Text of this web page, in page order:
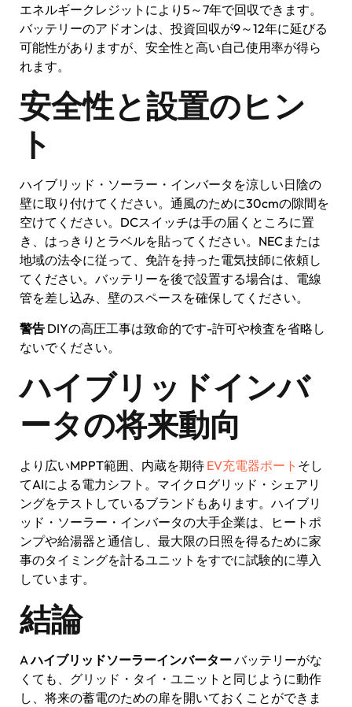
エネルギークレジットにより5～7年で回収できます。
バッテリーのアドオンは、投資回収が9～12年に延びる
可能性がありますが、安全性と高い自己使用率が得ら
れます。
安全性と設置のヒン
ト
ハイブリッド・ソーラー・インバータを涼しい日陰の
壁に取り付けてください。通風のために30cmの隙間を
空けてください。DCスイッチは手の届くところに置
き、はっきりとラベルを貼ってください。NECまたは
地域の法令に従って、免許を持った電気技師に依頼し
てください。バッテリーを後で設置する場合は、電線
管を差し込み、壁のスペースを確保してください。
警告 DIYの高圧工事は致命的です-許可や検査を省略し
ないでください。
ハイブリッドインバ
ータの将来動向
より広いMPPT範囲、内蔵を期待 EV充電器ポート そし
てAIによる電力シフト。マイクログリッド・シェアリ
ングをテストしているブランドもあります。ハイブリ
ッド・ソーラー・インバータの大手企業は、ヒートポ
ンプや給湯器と通信し、最大限の日照を得るために家
事のタイミングを計るユニットをすでに試験的に導入
しています。
結論
Aハイブリッドソーラーインバーターバッテリーがな
くても、グリッド・タイ・ユニットと同じように動作
し、将来の蓄電のための扉を開いておくことができま